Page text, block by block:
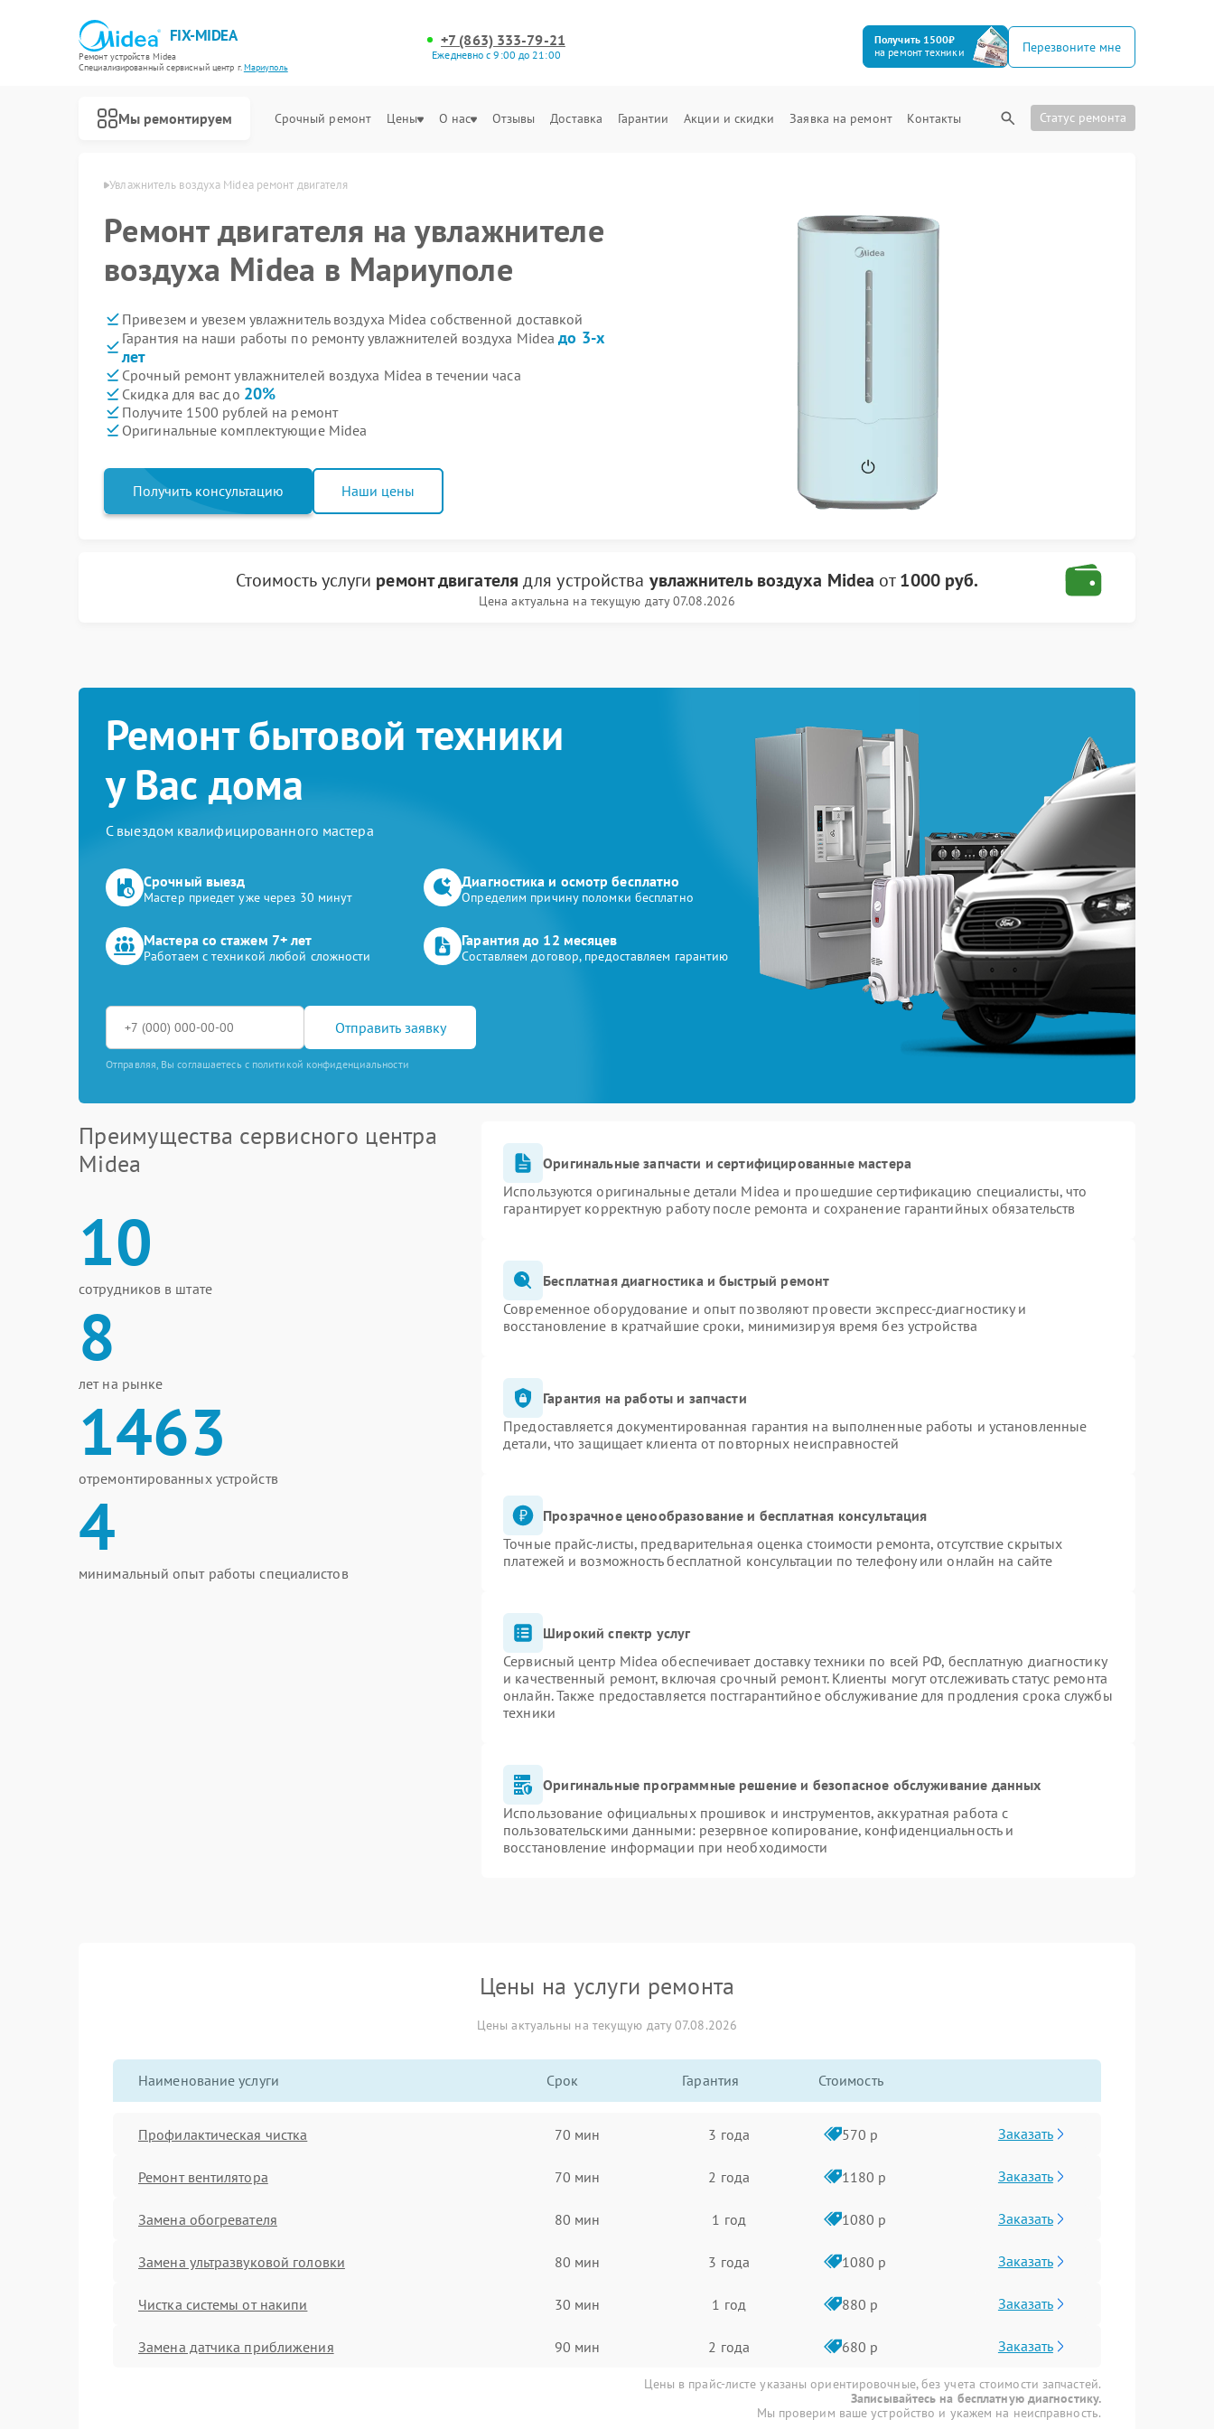
FIX-MIDEA
Ремонт устройств Midea
Специализированный cервисный центр г.Мариуполь
+7 (863) 333-79-21
Ежедневно с 9:00 до 21:00
Получить 1500₽
на ремонт техники
Перезвоните мне
Мы ремонтируем Срочный ремонт Цены О нас Отзывы Доставка Гарантии Акции и скидки Заявка на ремонт Контакты Статус ремонта
Midea в Мариуполе Увлажнитель воздуха Midea ремонт двигателя
Ремонт двигателя на увлажнителе
воздуха Midea в Мариуполе
Привезем и увезем увлажнитель воздуха Midea собственной доставкой
Гарантия на наши работы по ремонту увлажнителей воздуха Mideaдо 3-х
лет
Срочный ремонт увлажнителей воздуха Midea в течении часа
Скидка для вас до 20%
Получите 1500 рублей на ремонт
Оригинальные комплектующие Midea
Получить консультацию Наши цены
Стоимость услуги ремонт двигателя для устройства увлажнитель воздуха Midea от1000 руб.
Цена актуальна на текущую дату 07.08.2026
Ремонт бытовой техники
у Вас дома
С выездом квалифицированного мастера
Срочный выезд
Мастер приедет уже через 30 минут
Диагностика и осмотр бесплатно
Определим причину поломки бесплатно
Мастера со стажем 7+ лет
Работаем с техникой любой сложности
Гарантия до 12 месяцев
Составляем договор, предоставляем гарантию
Отправить заявку
Отправляя, Вы соглашаетесь с политикой конфиденциальности
Преимущества сервисного центра
Midea
10
сотрудников в штате
8
лет на рынке
1463
отремонтированных устройств
4
минимальный опыт работы специалистов
Оригинальные запчасти и сертифицированные мастера
Используются оригинальные детали Midea и прошедшие сертификацию специалисты, что
гарантирует корректную работу после ремонта и сохранение гарантийных обязательств
Бесплатная диагностика и быстрый ремонт
Современное оборудование и опыт позволяют провести экспресс-диагностику и
восстановление в кратчайшие сроки, минимизируя время без устройства
Гарантия на работы и запчасти
Предоставляется документированная гарантия на выполненные работы и установленные
детали, что защищает клиента от повторных неисправностей
Прозрачное ценообразование и бесплатная консультация
Точные прайс-листы, предварительная оценка стоимости ремонта, отсутствие скрытых
платежей и возможность бесплатной консультации по телефону или онлайн на сайте
Широкий спектр услуг
Сервисный центр Midea обеспечивает доставку техники по всей РФ, бесплатную диагностику
и качественный ремонт, включая срочный ремонт. Клиенты могут отслеживать статус ремонта
онлайн. Также предоставляется постгарантийное обслуживание для продления срока службы
техники
Оригинальные программные решение и безопасное обслуживание данных
Использование официальных прошивок и инструментов, аккуратная работа с
пользовательскими данными: резервное копирование, конфиденциальность и
восстановление информации при необходимости
Цены на услуги ремонта
Цены актуальны на текущую дату 07.08.2026
Наименование услуги Срок Гарантия Стоимость
Профилактическая чистка 70 мин 3 года 570 р Заказать
Ремонт вентилятора 70 мин 2 года 1180 р Заказать
Замена обогревателя 80 мин 1 год 1080 р Заказать
Замена ультразвуковой головки 80 мин 3 года 1080 р Заказать
Чистка системы от накипи 30 мин 1 год 880 р Заказать
Замена датчика приближения 90 мин 2 года 680 р Заказать
Цены в прайс-листе указаны ориентировочные, без учета стоимости запчастей.
Записывайтесь на бесплатную диагностику.
Мы проверим ваше устройство и укажем на неисправность.